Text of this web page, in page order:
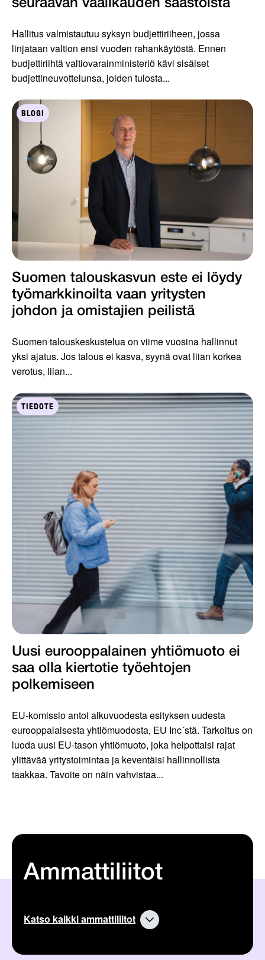
seuraavan vaalikauden säästöistä
Hallitus valmistautuu syksyn budjettiriiheen, jossa
linjataan valtion ensi vuoden rahankäytöstä. Ennen
budjettiriihtä valtiovarainministeriö kävi sisäiset
budjettineuvottelunsa, joiden tulosta...
BLOGI
Suomen talouskasvun este ei löydy
työmarkkinoilta vaan yritysten
johdon ja omistajien peilistä
Suomen talouskeskustelua on viime vuosina hallinnut
yksi ajatus. Jos talous ei kasva, syynä ovat liian korkea
verotus, liian...
TIEDOTE
Uusi eurooppalainen yhtiömuoto ei
saa olla kiertotie työ­ehtojen
polkemiseen
EU-komissio antoi alkuvuodesta esityksen uudesta
eurooppalaisesta yhtiömuodosta, EU Inc´stä. Tarkoitus on
luoda uusi EU-tason yhtiömuoto, joka helpottaisi rajat
ylittävää yritystoimintaa ja keventäisi hallinnollista
taakkaa. Tavoite on näin vahvistaa...
Ammattiliitot
Katso kaikki ammattiliitot